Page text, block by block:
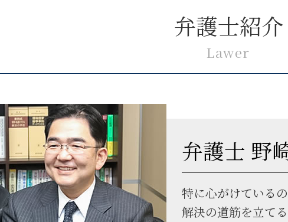
弁護士紹介
Lawer
弁護士 野
特に心がけている
解決の道筋を立て